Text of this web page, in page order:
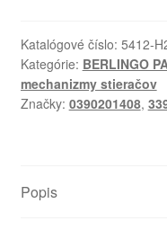
Katalógové číslo: 5412-
Kategórie: BERLINGO
mechanizmy stieračov
Značky: 0390201408,
Popis